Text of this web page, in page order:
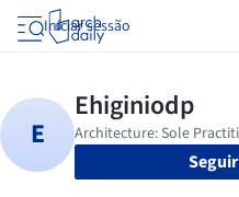
Iniciar sessão
Seguir